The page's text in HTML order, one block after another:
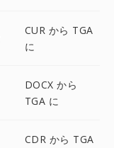
CUR から TGA
に
DOCX から
TGA に
CDR から TGA